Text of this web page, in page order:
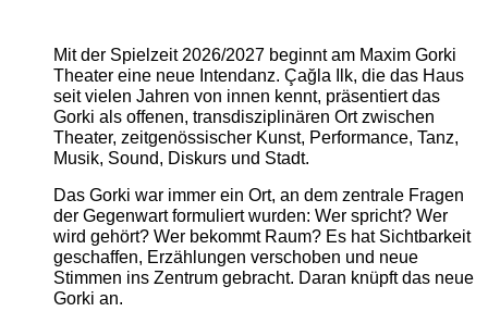
Mit der Spielzeit 2026/2027 beginnt am Maxim Gorki
Theater eine neue Intendanz. Çağla Ilk, die das Haus
seit vielen Jahren von innen kennt, präsentiert das
Gorki als offenen, transdisziplinären Ort zwischen
Theater, zeitgenössischer Kunst, Performance, Tanz,
Musik, Sound, Diskurs und Stadt.
Das Gorki war immer ein Ort, an dem zentrale Fragen
der Gegenwart formuliert wurden: Wer spricht? Wer
wird gehört? Wer bekommt Raum? Es hat Sichtbarkeit
geschaffen, Erzählungen verschoben und neue
Stimmen ins Zentrum gebracht. Daran knüpft das neue
Gorki an.